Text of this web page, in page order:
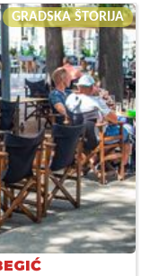
GRADSKA ŠTORIJA